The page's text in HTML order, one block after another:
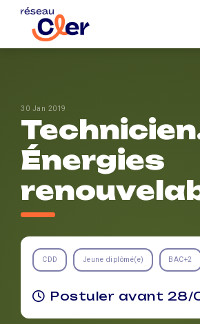
30 Jan 2019
Énergies
CDD Jeune diplômé(e) BAC+2
Postuler avant 28/